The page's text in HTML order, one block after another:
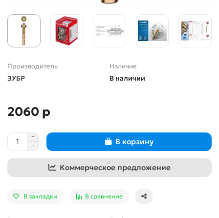
Производитель
ЗУБР
Наличие
В наличии
2060 р
В корзину
Коммерческое предложение
В закладки В сравнение